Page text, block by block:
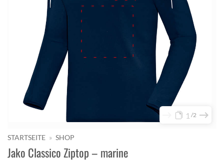
1 2
STARTSEITE » SHOP
Jako Classico Ziptop – marine